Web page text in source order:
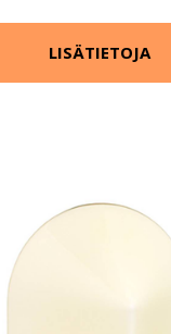
LISÄTIETOJA